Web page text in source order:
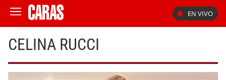
EN VIVO
CELINA RUCCI